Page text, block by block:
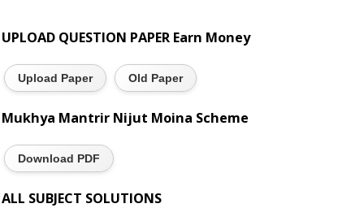
UPLOAD QUESTION PAPER Earn Money
Upload Paper Old Paper
Mukhya Mantrir Nijut Moina Scheme
Download PDF
ALL SUBJECT SOLUTIONS